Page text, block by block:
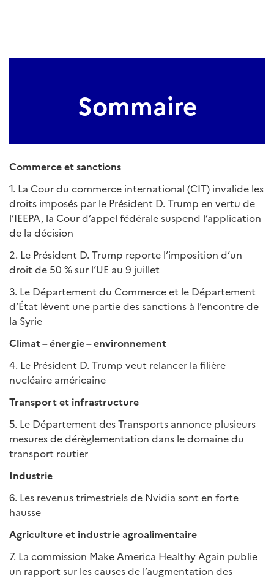
Sommaire
Commerce et sanctions
1. La Cour du commerce international (CIT) invalide les
droits imposés par le Président D. Trump en vertu de
l’IEEPA, la Cour d’appel fédérale suspend l’application
de la décision
2. Le Président D. Trump reporte l’imposition d’un
droit de 50 % sur l’UE au 9 juillet
3. Le Département du Commerce et le Département
d’État lèvent une partie des sanctions à l’encontre de
la Syrie
Climat – énergie – environnement
4. Le Président D. Trump veut relancer la filière
nucléaire américaine
Transport et infrastructure
5. Le Département des Transports annonce plusieurs
mesures de dérèglementation dans le domaine du
transport routier
Industrie
6. Les revenus trimestriels de Nvidia sont en forte
hausse
Agriculture et industrie agroalimentaire
7. La commission Make America Healthy Again publie
un rapport sur les causes de l’augmentation des